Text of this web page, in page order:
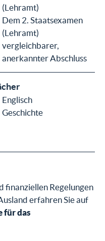
(Lehramt)
Dem 2. Staatsexamen
(Lehramt)
vergleichbarer,
anerkannter Abschluss
Englisch
Geschichte
finanziellen Regelungen
erfahren Sie auf
für das